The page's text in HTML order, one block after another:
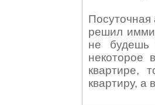
Посуточная
решил
не будешь
некоторое
квартире,
квартиру, а